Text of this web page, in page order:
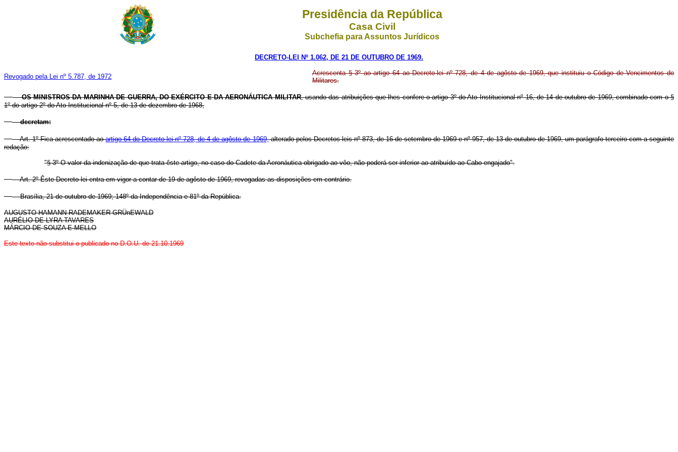
Presidência da República
Casa Civil
Subchefia para Assuntos Jurídicos
DECRETO-LEI Nº 1.062, DE 21 DE OUTUBRO DE 1969.
Revogado pela Lei nº 5.787, de 1972
Acrescenta § 3º ao artigo 64 ao Decreto-lei nº 728, de 4 de agôsto de 1969, que instituiu o Código de Vencimentos do
Militares.
OS MINISTROS DA MARINHA DE GUERRA, DO EXÉRCITO E DA AERONÁUTICA MILITAR, usando das atribuições que lhes confere o artigo 3º do Ato Institucional nº 16, de 14 de outubro de 1969, combinado com o §
1º do artigo 2º do Ato Institucional nº 5, de 13 de dezembro de 1968,
decretam:
Art. 1º Fica acrescentado aoartigo 64 do Decreto-lei nº 728, de 4 de agôsto de 1969,alterado pelos Decretos-leis nº 873, de 16 de setembro de 1969 e nº 957, de 13 de outubro de 1969, um parágrafo terceiro com a seguinte
redação:
"§ 3º O valor da indenização de que trata êste artigo, no caso do Cadete da Aeronáutica obrigado ao vôo, não poderá ser inferior ao atribuído ao Cabo engajado".
Art. 2º Êste Decreto-lei entra em vigor a contar de 19 de agôsto de 1969, revogadas as disposições em contrário.
Brasília, 21 de outubro de 1969; 148º da Independência e 81º da República.
AUGUSTO HAMANN RADEMAKER GRÜnEWALD
AURÉLIO DE LYRA TAVARES
MÁRCIO DE SOUZA E MELLO
Este texto não substitui o publicado no D.O.U. de 21.10.1969